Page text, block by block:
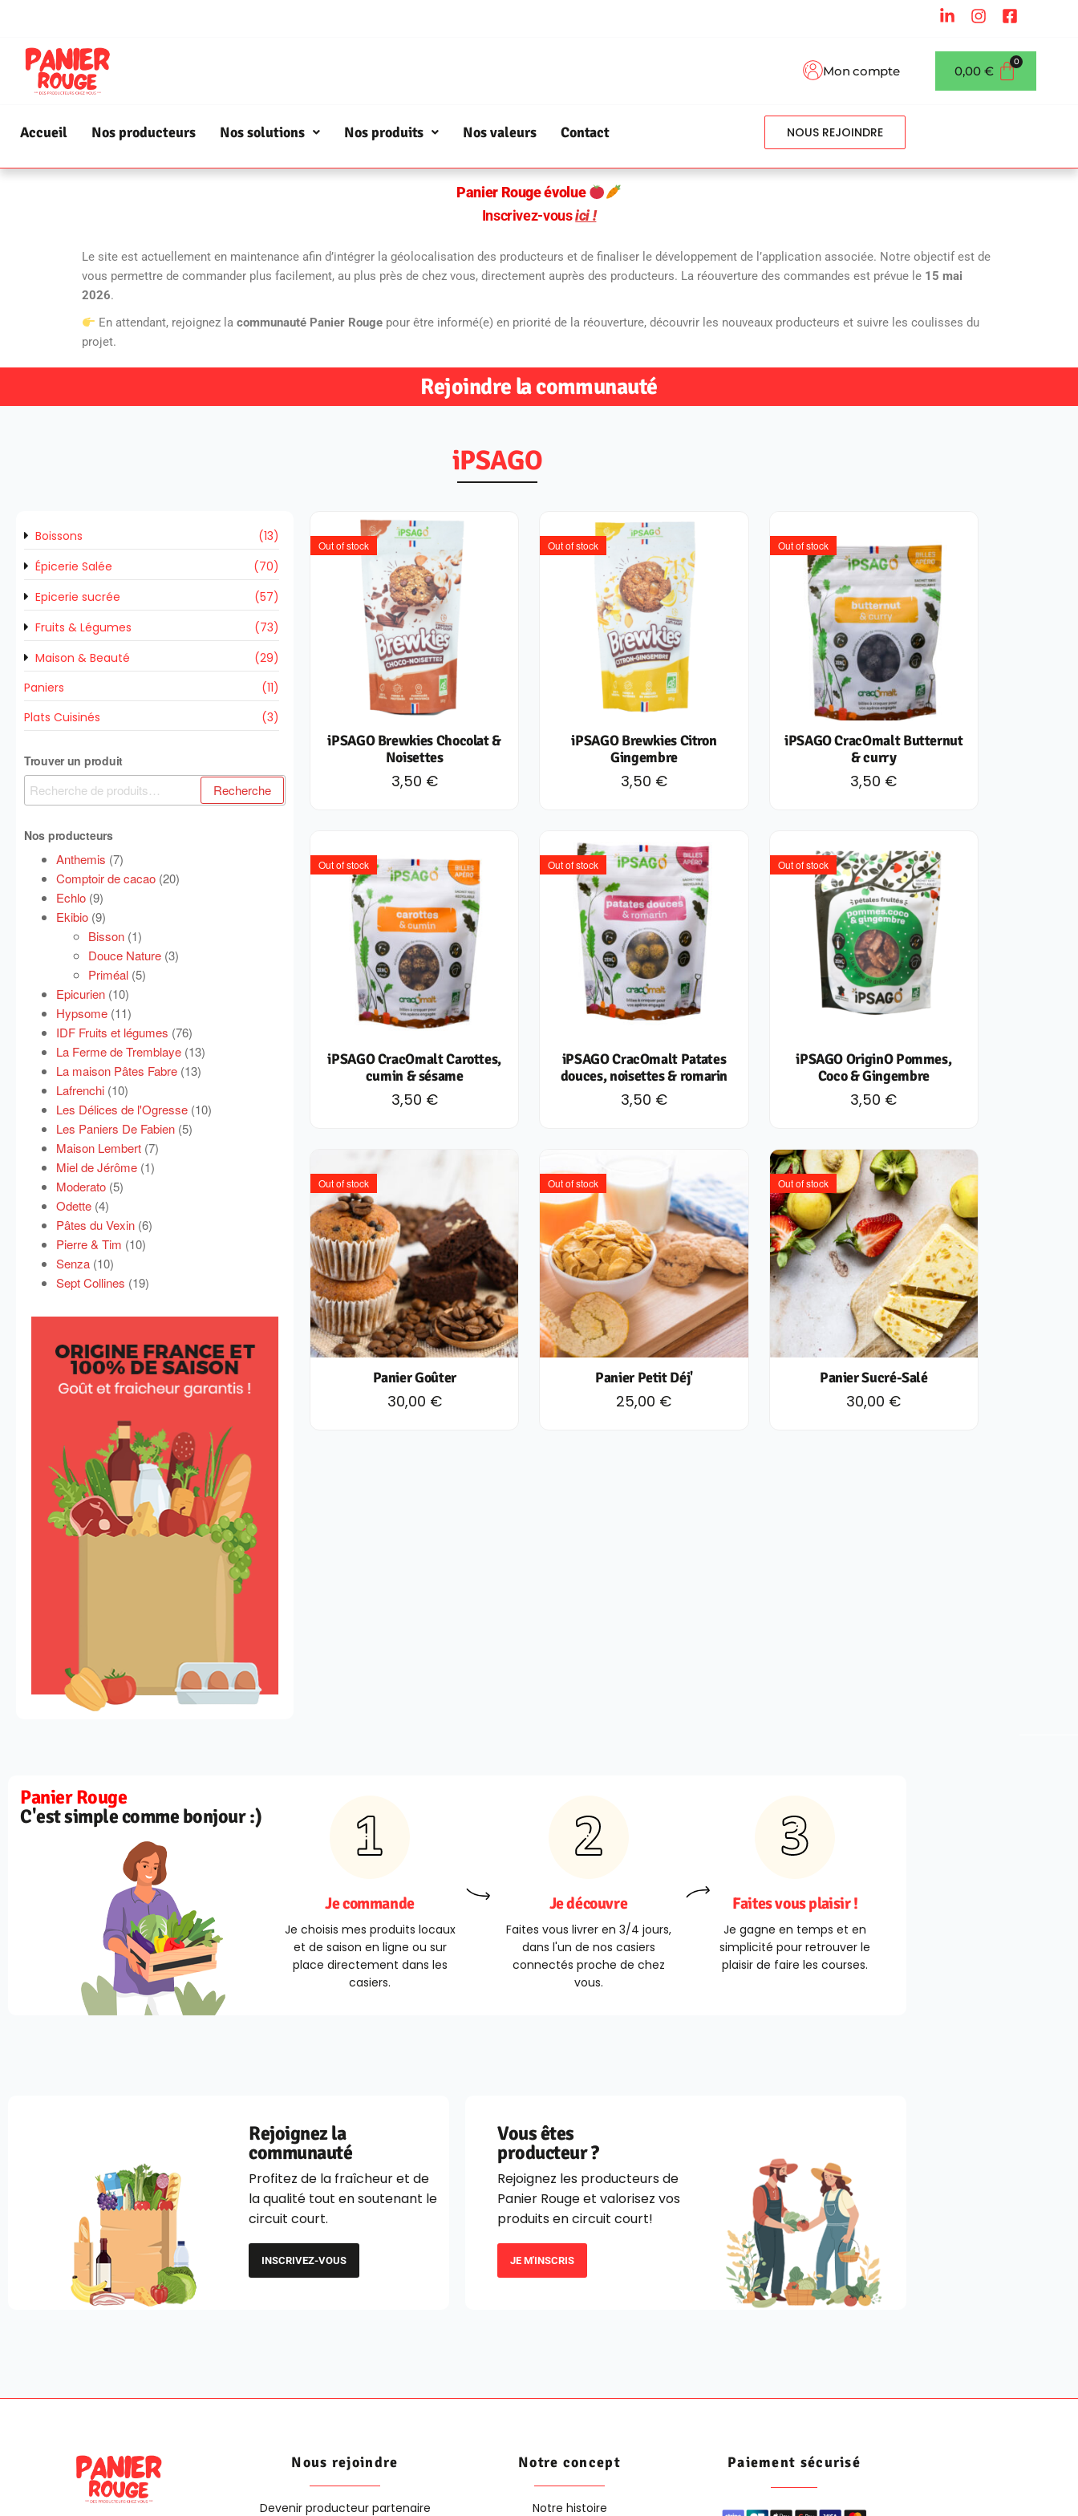
Mon compte 0,00 €
Accueil Nos producteurs Nos solutions Nos produits Nos valeurs Contact NOUS REJOINDRE
Panier Rouge évolue
Inscrivez-vousici !
Le site est actuellement en maintenance afin d’intégrer la géolocalisation des producteurs et de finaliser le développement de l’application associée. Notre objectif est de
vous permettre de commander plus facilement, au plus près de chez vous, directement auprès des producteurs. La réouverture des commandes est prévue le 15 mai
2026.
En attendant, rejoignez lacommunauté Panier Rouge pour être informé(e) en priorité de la réouverture, découvrir les nouveaux producteurs et suivre les coulisses du
projet.
Rejoindre la communauté
iPSAGO
Boissons
(13)
Épicerie Salée
(70)
Epicerie sucrée
(57)
Fruits & Légumes
(73)
Maison & Beauté
(29)
Paniers
(11)
Plats Cuisinés
(3)
Trouver un produit
Recherche
Nos producteurs
Anthemis (7)
Comptoir de cacao (20)
Echlo (9)
Ekibio (9)
Bisson (1)
Douce Nature (3)
Priméal (5)
Epicurien (10)
Hypsome (11)
IDF Fruits et légumes (76)
La Ferme de Tremblaye (13)
La maison Pâtes Fabre (13)
Lafrenchi (10)
Les Délices de l'Ogresse (10)
Les Paniers De Fabien (5)
Maison Lembert (7)
Miel de Jérôme (1)
Moderato (5)
Odette (4)
Pâtes du Vexin (6)
Pierre & Tim (10)
Senza (10)
Sept Collines (19)
Out of stock
iPSAGO Brewkies Chocolat &
Noisettes
3,50 €
Out of stock
iPSAGO Brewkies Citron
Gingembre
3,50 €
Out of stock
iPSAGO CracOmalt Butternut
& curry
3,50 €
Out of stock
iPSAGO CracOmalt Carottes,
cumin & sésame
3,50 €
Out of stock
iPSAGO CracOmalt Patates
douces, noisettes & romarin
3,50 €
Out of stock
iPSAGO OriginO Pommes,
Coco & Gingembre
3,50 €
Out of stock
Panier Goûter
30,00 €
Out of stock
Panier Petit Déj'
25,00 €
Out of stock
Panier Sucré-Salé
30,00 €
Panier Rouge
C'est simple comme bonjour :)
Je commande
Je choisis mes produits locaux
et de saison en ligne ou sur
place directement dans les
casiers.
Je découvre
Faites vous livrer en 3/4 jours,
dans l'un de nos casiers
connectés proche de chez
vous.
Faites vous plaisir !
Je gagne en temps et en
simplicité pour retrouver le
plaisir de faire les courses.
Rejoignez la
communauté
Profitez de la fraîcheur et de
la qualité tout en soutenant le
circuit court.
INSCRIVEZ-VOUS
Vous êtes
producteur ?
Rejoignez les producteurs de
Panier Rouge et valorisez vos
produits en circuit court!
JE M'INSCRIS
Nous rejoindre
Devenir producteur partenaire
Notre concept
Notre histoire
Paiement sécurisé